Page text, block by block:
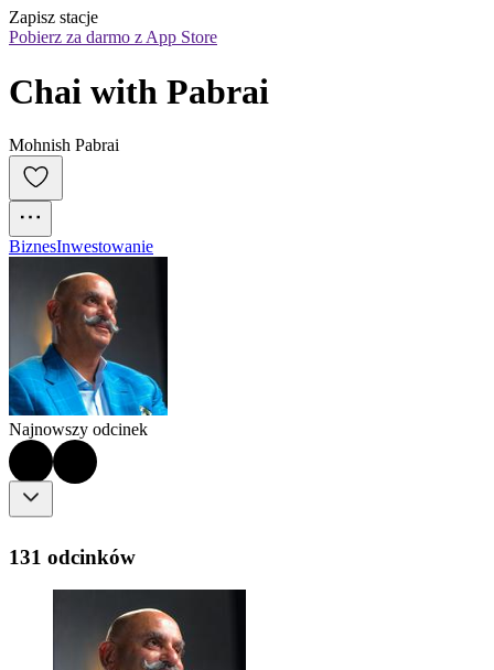
Zapisz stacje
Pobierz za darmo z App Store
Chai with Pabrai
Mohnish Pabrai
BiznesInwestowanie
Najnowszy odcinek
131 odcinków